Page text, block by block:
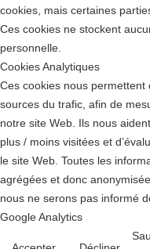
cookies, mais certaines
Ces cookies ne stockent
personnelle.
Cookies Analytiques
Ces cookies nous
sources du trafic, afin de
notre site Web. Ils nous
plus / moins visitées et
le site Web. Toutes les
agrégées et donc
nous ne serons pas informé
Google Analytics